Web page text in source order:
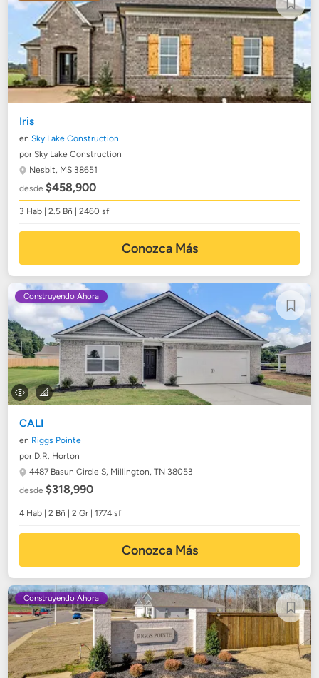
Iris
enSky Lake Construction
por Sky Lake Construction
Nesbit, MS 38651
desde$458,900
3 Hab | 2.5 Bñ | 2460 sf
Conozca Más
Construyendo Ahora
CALI
en Riggs Pointe
por D.R. Horton
4487 Basun Circle S, Millington, TN 38053
desde$318,990
4 Hab | 2 Bñ | 2 Gr | 1774 sf
Conozca Más
Construyendo Ahora